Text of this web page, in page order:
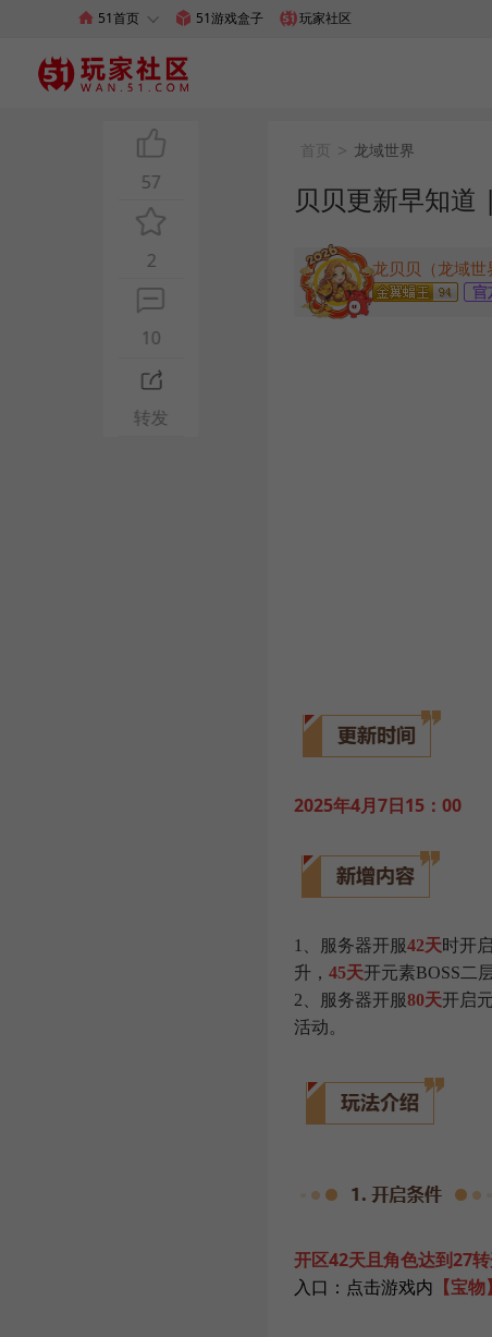
51首页 51游戏盒子 玩家社区
首页 > 龙域世界
贝贝更新早知道
2025年4月7日15：00
1、服务器开服42天时开
升， 45天开元素BOSS二
2、服务器开服80天开启
活动。
开区42天且角色达到27
入口：点击游戏内 【宝物】
57
2
10
转发